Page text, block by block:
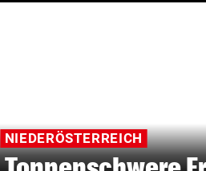
NIEDERÖSTERREICH